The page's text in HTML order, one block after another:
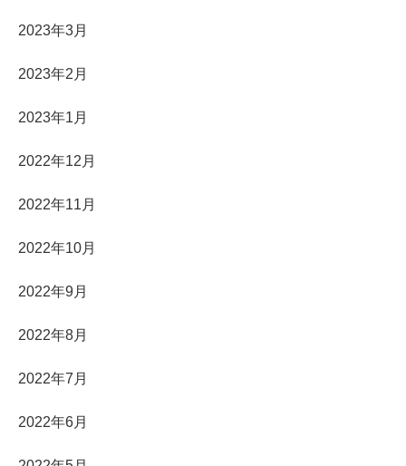
2023年3月
2023年2月
2023年1月
2022年12月
2022年11月
2022年10月
2022年9月
2022年8月
2022年7月
2022年6月